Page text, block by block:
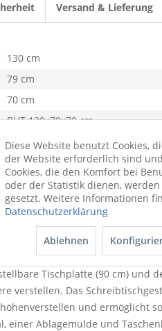
Versand & Lieferung
verbindet ergonomisches
Tischplatte (90 cm) und
verstellen. Das
und ermöglicht
einer Ablagemulde und
130 cm
79 cm
70 cm
BHT 130x79x70 cm
weiß
50 kg
Ja
C-Gestell
Diese Website benutzt Cookies,
der Website erforderlich sind
Cookies, die den Komfort bei
oder der Statistik dienen,
gesetzt. Weitere Informationen
Datenschutzerklärung
Ablehnen